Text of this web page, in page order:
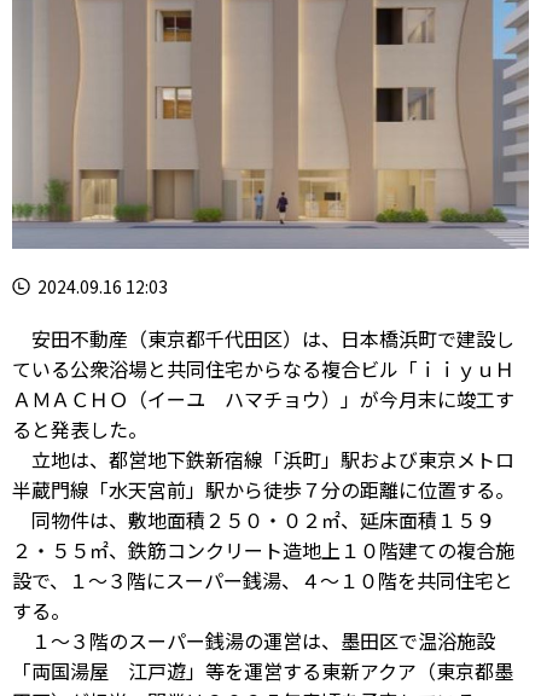
2024.09.16 12:03
安田不動産（東京都千代田区）は、日本橋浜町で建設し
ている公衆浴場と共同住宅からなる複合ビル「ｉｉｙｕＨ
ＡＭＡＣＨＯ（イーユ ハマチョウ）」が今月末に竣工す
ると発表した。
立地は、都営地下鉄新宿線「浜町」駅および東京メトロ
半蔵門線「水天宮前」駅から徒歩７分の距離に位置する。
同物件は、敷地面積２５０・０２㎡、延床面積１５９
２・５５㎡、鉄筋コンクリート造地上１０階建ての複合施
設で、１～３階にスーパー銭湯、４～１０階を共同住宅と
する。
１～３階のスーパー銭湯の運営は、墨田区で温浴施設
「両国湯屋 江戸遊」等を運営する東新アクア（東京都墨